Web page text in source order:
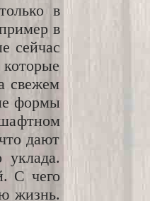
в
в
сейчас
свежем
формы
дают
уклада.
С чего
жизнь.